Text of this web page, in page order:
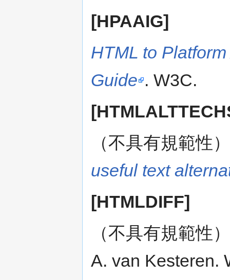
[HPAAIG]
HTML to
Guide . W3C.
（不具有規範性）
useful text
[HTMLDIFF]
（不具有規範性）
A. van Kesteren.